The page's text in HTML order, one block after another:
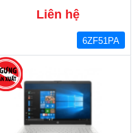
Liên hệ
6ZF51PA